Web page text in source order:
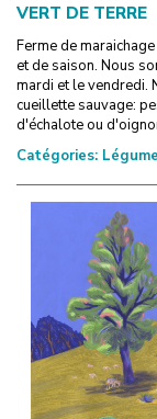
VERT DE TERRE
Ferme de
et de saison. Nous
mardi et le vendredi.
cueillette sauvage:
d'échalote ou
Catégories: